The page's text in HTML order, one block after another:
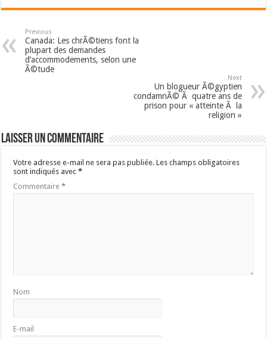
Previous
Canada: Les chrÃ©tiens font la
plupart des demandes
d’accommodements, selon une
Ã©tude
Next
Un blogueur Ã©gyptien
condamnÃ© Ã quatre ans de
prison pour « atteinte Ã la
religion »
Laisser un commentaire
Votre adresse e-mail ne sera pas publiée. Les champs obligatoires
sont indiqués avec*
Commentaire*
Nom
E-mail